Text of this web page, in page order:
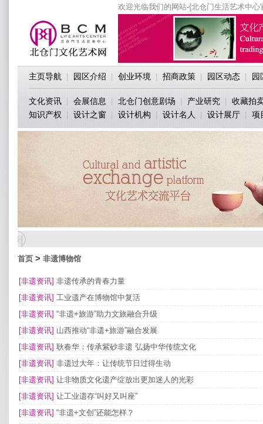
欢迎光临我们的网站-{北仓门生活艺术中心
主页导航 园区介绍 创业环境 招商政策 园区动态 园
文化资讯 会展信息 北仓门创意剧场 产业研究
收藏拍
知识产权
设计之窗 设计机构 设计名人 设计展厅 项
首页 > 非遗博物馆
[非遗资讯] 非遗传承的青春力量
[非遗资讯] 工业遗产在博物馆中复活
[非遗资讯] “非遗+旅游”助力文旅融合升级
[非遗资讯] 山西推动“非遗+旅游”融合发展
[非遗资讯] 耿春华：传承紫砂非遗 弘扬中华传统文化
[非遗资讯] 非遗过大年：让传统节日过得生动
[非遗资讯] 让非物质文化遗产绽放出更加迷人的光彩
[非遗资讯] 让工业遗存“叫好又叫座”
[非遗资讯] “非遗+文创”还能怎样？